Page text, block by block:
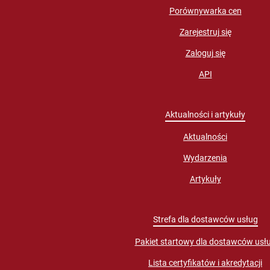
Porównywarka cen
Zarejestruj się
Zaloguj się
API
Aktualności i artykuły
Aktualności
Wydarzenia
Artykuły
Strefa dla dostawców usług
Pakiet startowy dla dostawców
Lista certyfikatów i akredytacji